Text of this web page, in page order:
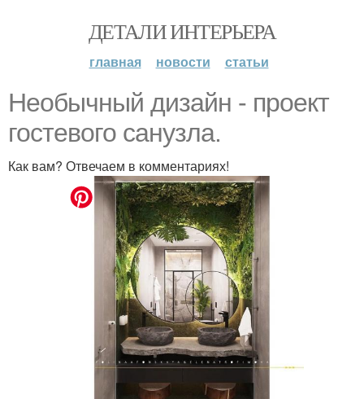
ДЕТАЛИ ИНТЕРЬЕРА
главная новости статьи
Необычный дизайн - проект
гостевого санузла.
Как вам? Отвечаем в комментариях!